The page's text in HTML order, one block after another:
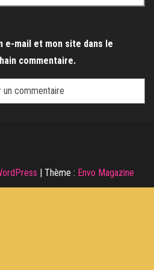
e-mail et mon site dans le
commentaire.
| Thème : Envo Magazine